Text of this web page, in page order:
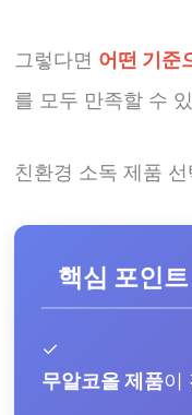
그렇다면 어떤 기준
를 모두 만족할 수
친환경 소독 제품 선
핵심 포인트
✓
무알코올 제품이